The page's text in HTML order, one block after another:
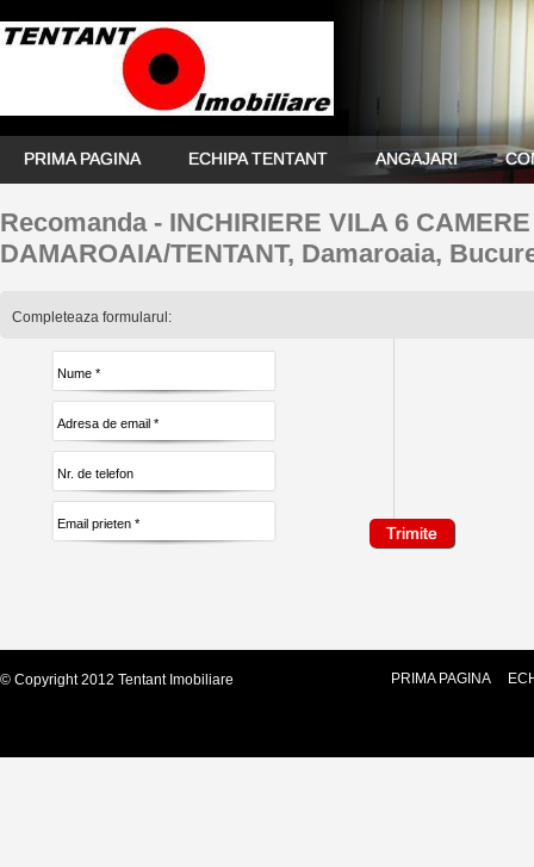
PRIMA PAGINA ECHIPA TENTANT ANGAJARI
Recomanda - INCHIRIERE VILA 6
DAMAROAIA/TENTANT, Damaroaia,
Completeaza formularul:
© Copyright 2012 Tentant Imobiliare PRIMA PAGINA